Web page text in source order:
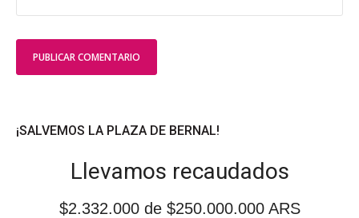
¡SALVEMOS LA PLAZA DE BERNAL!
Llevamos recaudados
$2.332.000de $250.000.000 ARS